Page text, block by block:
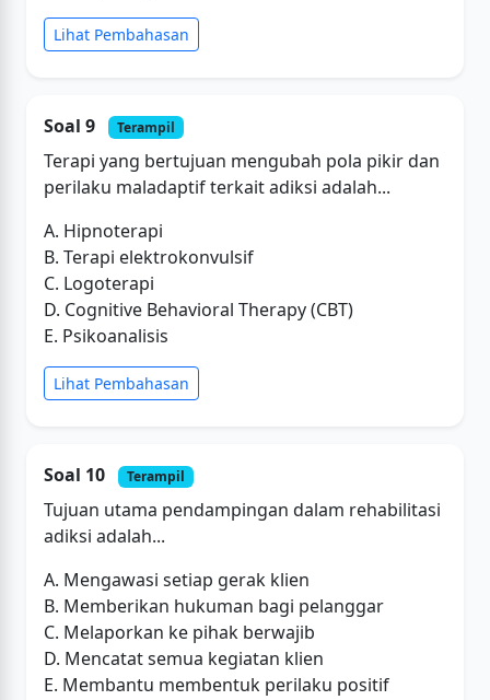
Lihat Pembahasan
Soal 9 Terampil
Terapi yang bertujuan mengubah pola pikir dan
perilaku maladaptif terkait adiksi adalah...
A. Hipnoterapi
B. Terapi elektrokonvulsif
C. Logoterapi
D. Cognitive Behavioral Therapy (CBT)
E. Psikoanalisis
Lihat Pembahasan
Soal 10 Terampil
Tujuan utama pendampingan dalam rehabilitasi
adiksi adalah...
A. Mengawasi setiap gerak klien
B. Memberikan hukuman bagi pelanggar
C. Melaporkan ke pihak berwajib
D. Mencatat semua kegiatan klien
E. Membantu membentuk perilaku positif